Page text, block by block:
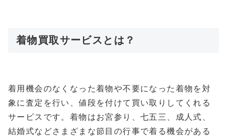
着物買取サービスとは？
着用機会のなくなった着物や不要になった着物を対
象に査定を行い、値段を付けて買い取りしてくれる
サービスです。着物はお宮参り、七五三、成人式、
結婚式などさまざまな節目の行事で着る機会がある